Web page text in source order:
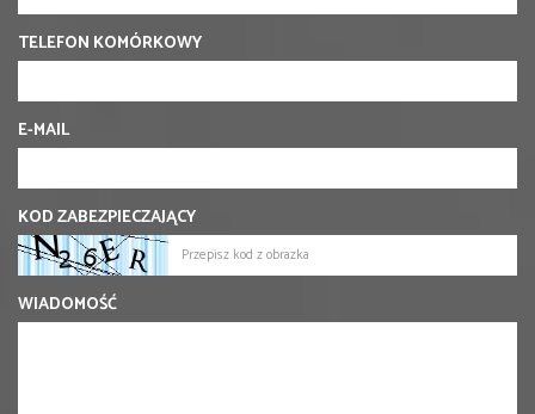
TELEFON KOMÓRKOWY
E-MAIL
KOD ZABEZPIECZAJĄCY
WIADOMOŚĆ